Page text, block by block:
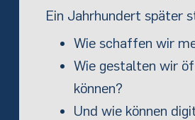
Ein Jahrhundert später
Wie schaffen wir
Wie gestalten wir
können?
Und wie können